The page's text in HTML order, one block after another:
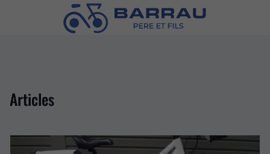
Articles